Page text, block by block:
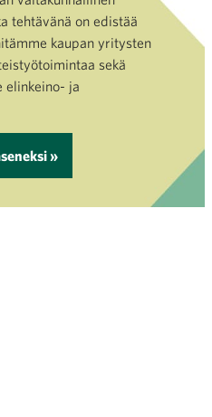
tehtävänä on edistää
kaupan yritysten
sekä
elinkeino- ja
»